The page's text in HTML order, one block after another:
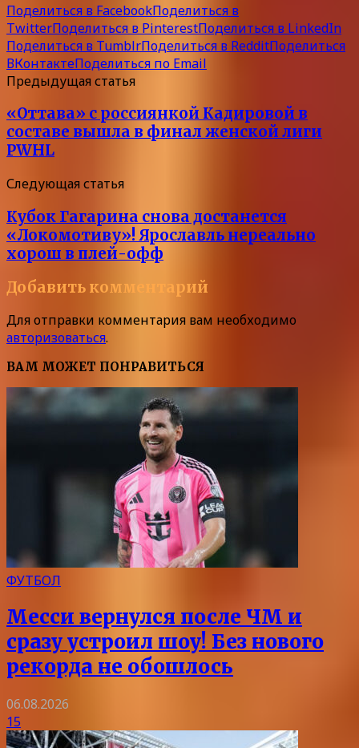
Поделиться в FacebookПоделиться в
TwitterПоделиться в PinterestПоделиться в LinkedIn
Поделиться в TumblrПоделиться в RedditПоделиться
ВКонтактеПоделиться по Email
Предыдущая статья
«Оттава» с россиянкой Кадировой в
составе вышла в финал женской лиги
PWHL
Следующая статья
Кубок Гагарина снова достанется
«Локомотиву»! Ярославль нереально
хорош в плей-офф
Добавить комментарий
Для отправки комментария вам необходимо
авторизоваться.
ВАМ МОЖЕТ ПОНРАВИТЬСЯ
ФУТБОЛ
Месси вернулся после ЧМ и
сразу устроил шоу! Без нового
рекорда не обошлось
06.08.2026
15